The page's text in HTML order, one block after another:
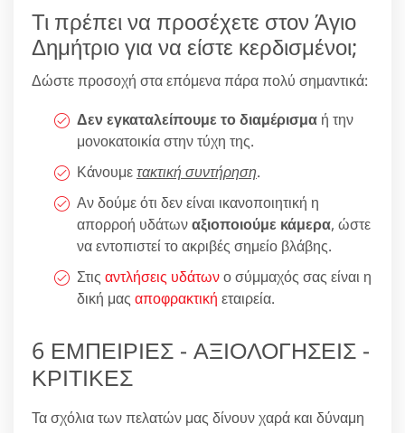
Τι πρέπει να προσέχετε στον Άγιο
Δημήτριο για να είστε κερδισμένοι;
Δώστε προσοχή στα επόμενα πάρα πολύ σημαντικά:
Δεν εγκαταλείπουμε το διαμέρισμα ή την
μονοκατοικία στην τύχη της.
Κάνουμετακτική συντήρηση.
Αν δούμε ότι δεν είναι ικανοποιητική η
απορροή υδάτωναξιοποιούμε κάμερα, ώστε
να εντοπιστεί το ακριβές σημείο βλάβης.
Στις αντλήσεις υδάτωνο σύμμαχός σας είναι η
δική μας αποφρακτική εταιρεία.
6 ΕΜΠΕΙΡΙΕΣ - ΑΞΙΟΛΟΓΗΣΕΙΣ -
ΚΡΙΤΙΚΕΣ
Τα σχόλια των πελατών μας δίνουν χαρά και δύναμη